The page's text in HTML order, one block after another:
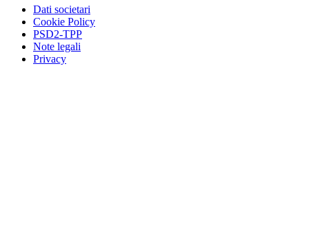
Dati societari
Cookie Policy
PSD2-TPP
Note legali
Privacy